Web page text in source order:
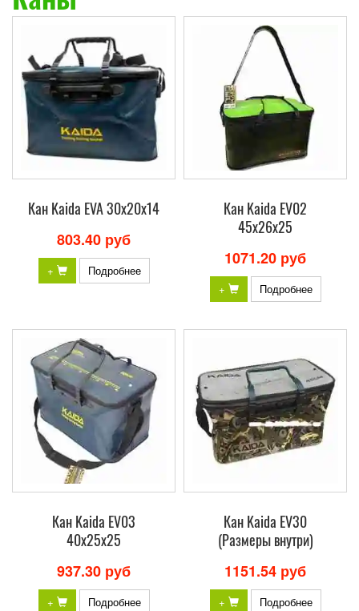
Кан Kaida EVA 30x20x14
803.40 руб
+ Подробнее
Кан Kaida EV02
45x26x25
1071.20 руб
+ Подробнее
Кан Kaida EV03
40x25x25
937.30 руб
+ Подробнее
Кан Kaida EV30
(Размеры внутри)
1151.54 руб
+ Подробнее